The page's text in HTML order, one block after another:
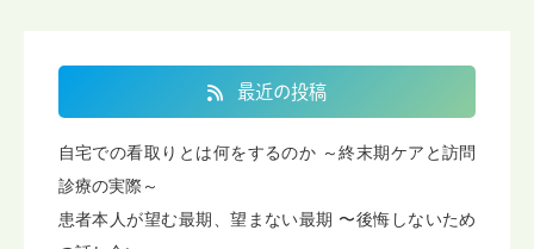
最近の投稿
自宅での看取りとは何をするのか ～終末期ケアと訪問
診療の実際～
患者本人が望む最期、望まない最期 〜後悔しないため